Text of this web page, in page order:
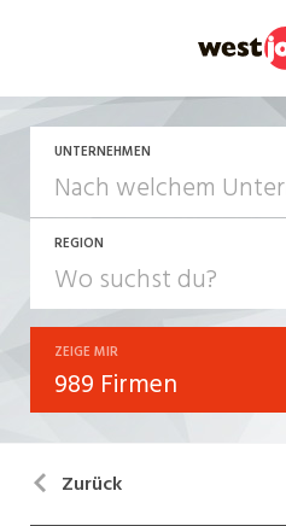
UNTERNEHMEN
REGION
ZEIGE MIR
989 Firmen
Zurück